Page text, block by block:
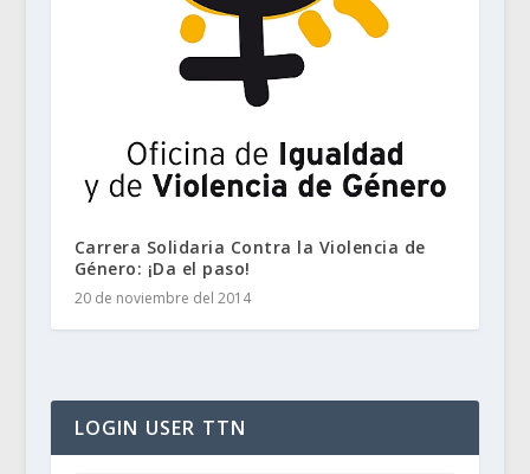
Carrera Solidaria Contra la Violencia de
Género: ¡Da el paso!
20 de noviembre del 2014
LOGIN USER TTN